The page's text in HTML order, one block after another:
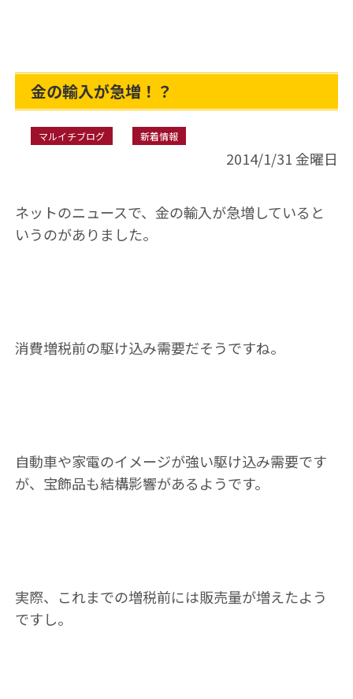
金の輸入が急増！？
マルイチブログ 新着情報
2014/1/31 金曜日
ネットのニュースで、金の輸入が急増していると
いうのがありました。
消費増税前の駆け込み需要だそうですね。
自動車や家電のイメージが強い駆け込み需要です
が、宝飾品も結構影響があるようです。
実際、これまでの増税前には販売量が増えたよう
ですし。